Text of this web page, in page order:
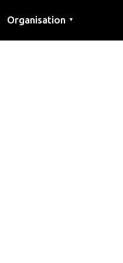
Organisation ▼